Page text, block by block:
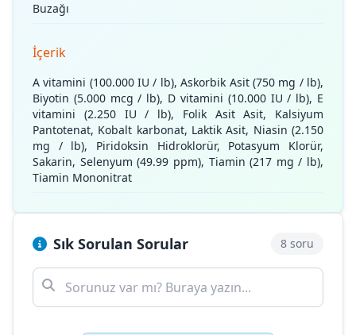
Buzağı
İçerik
A vitamini (100.000 IU / lb), Askorbik Asit (750 mg / lb),
Biyotin (5.000 mcg / lb), D vitamini (10.000 IU / lb), E
vitamini (2.250 IU / lb), Folik Asit Asit, Kalsiyum
Pantotenat, Kobalt karbonat, Laktik Asit, Niasin (2.150
mg / lb), Piridoksin Hidroklorür, Potasyum Klorür,
Sakarin, Selenyum (49.99 ppm), Tiamin (217 mg / lb),
Tiamin Mononitrat
Sık Sorulan Sorular 8 soru